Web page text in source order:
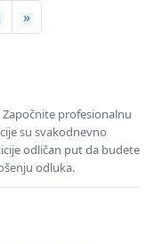
»
profesionalnu
su svakodnevno
odličan put da budete
odluka.